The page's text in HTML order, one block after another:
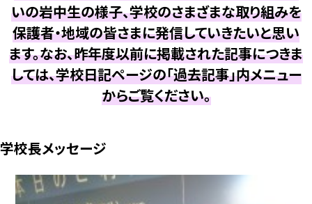
いの岩中生の様子、学校のさまざまな取り組みを
保護者・地域の皆さまに発信していきたいと思い
ます。なお、昨年度以前に掲載された記事につきま
しては、学校日記ページの「過去記事」内メニュー
からご覧ください。
学校長メッセージ